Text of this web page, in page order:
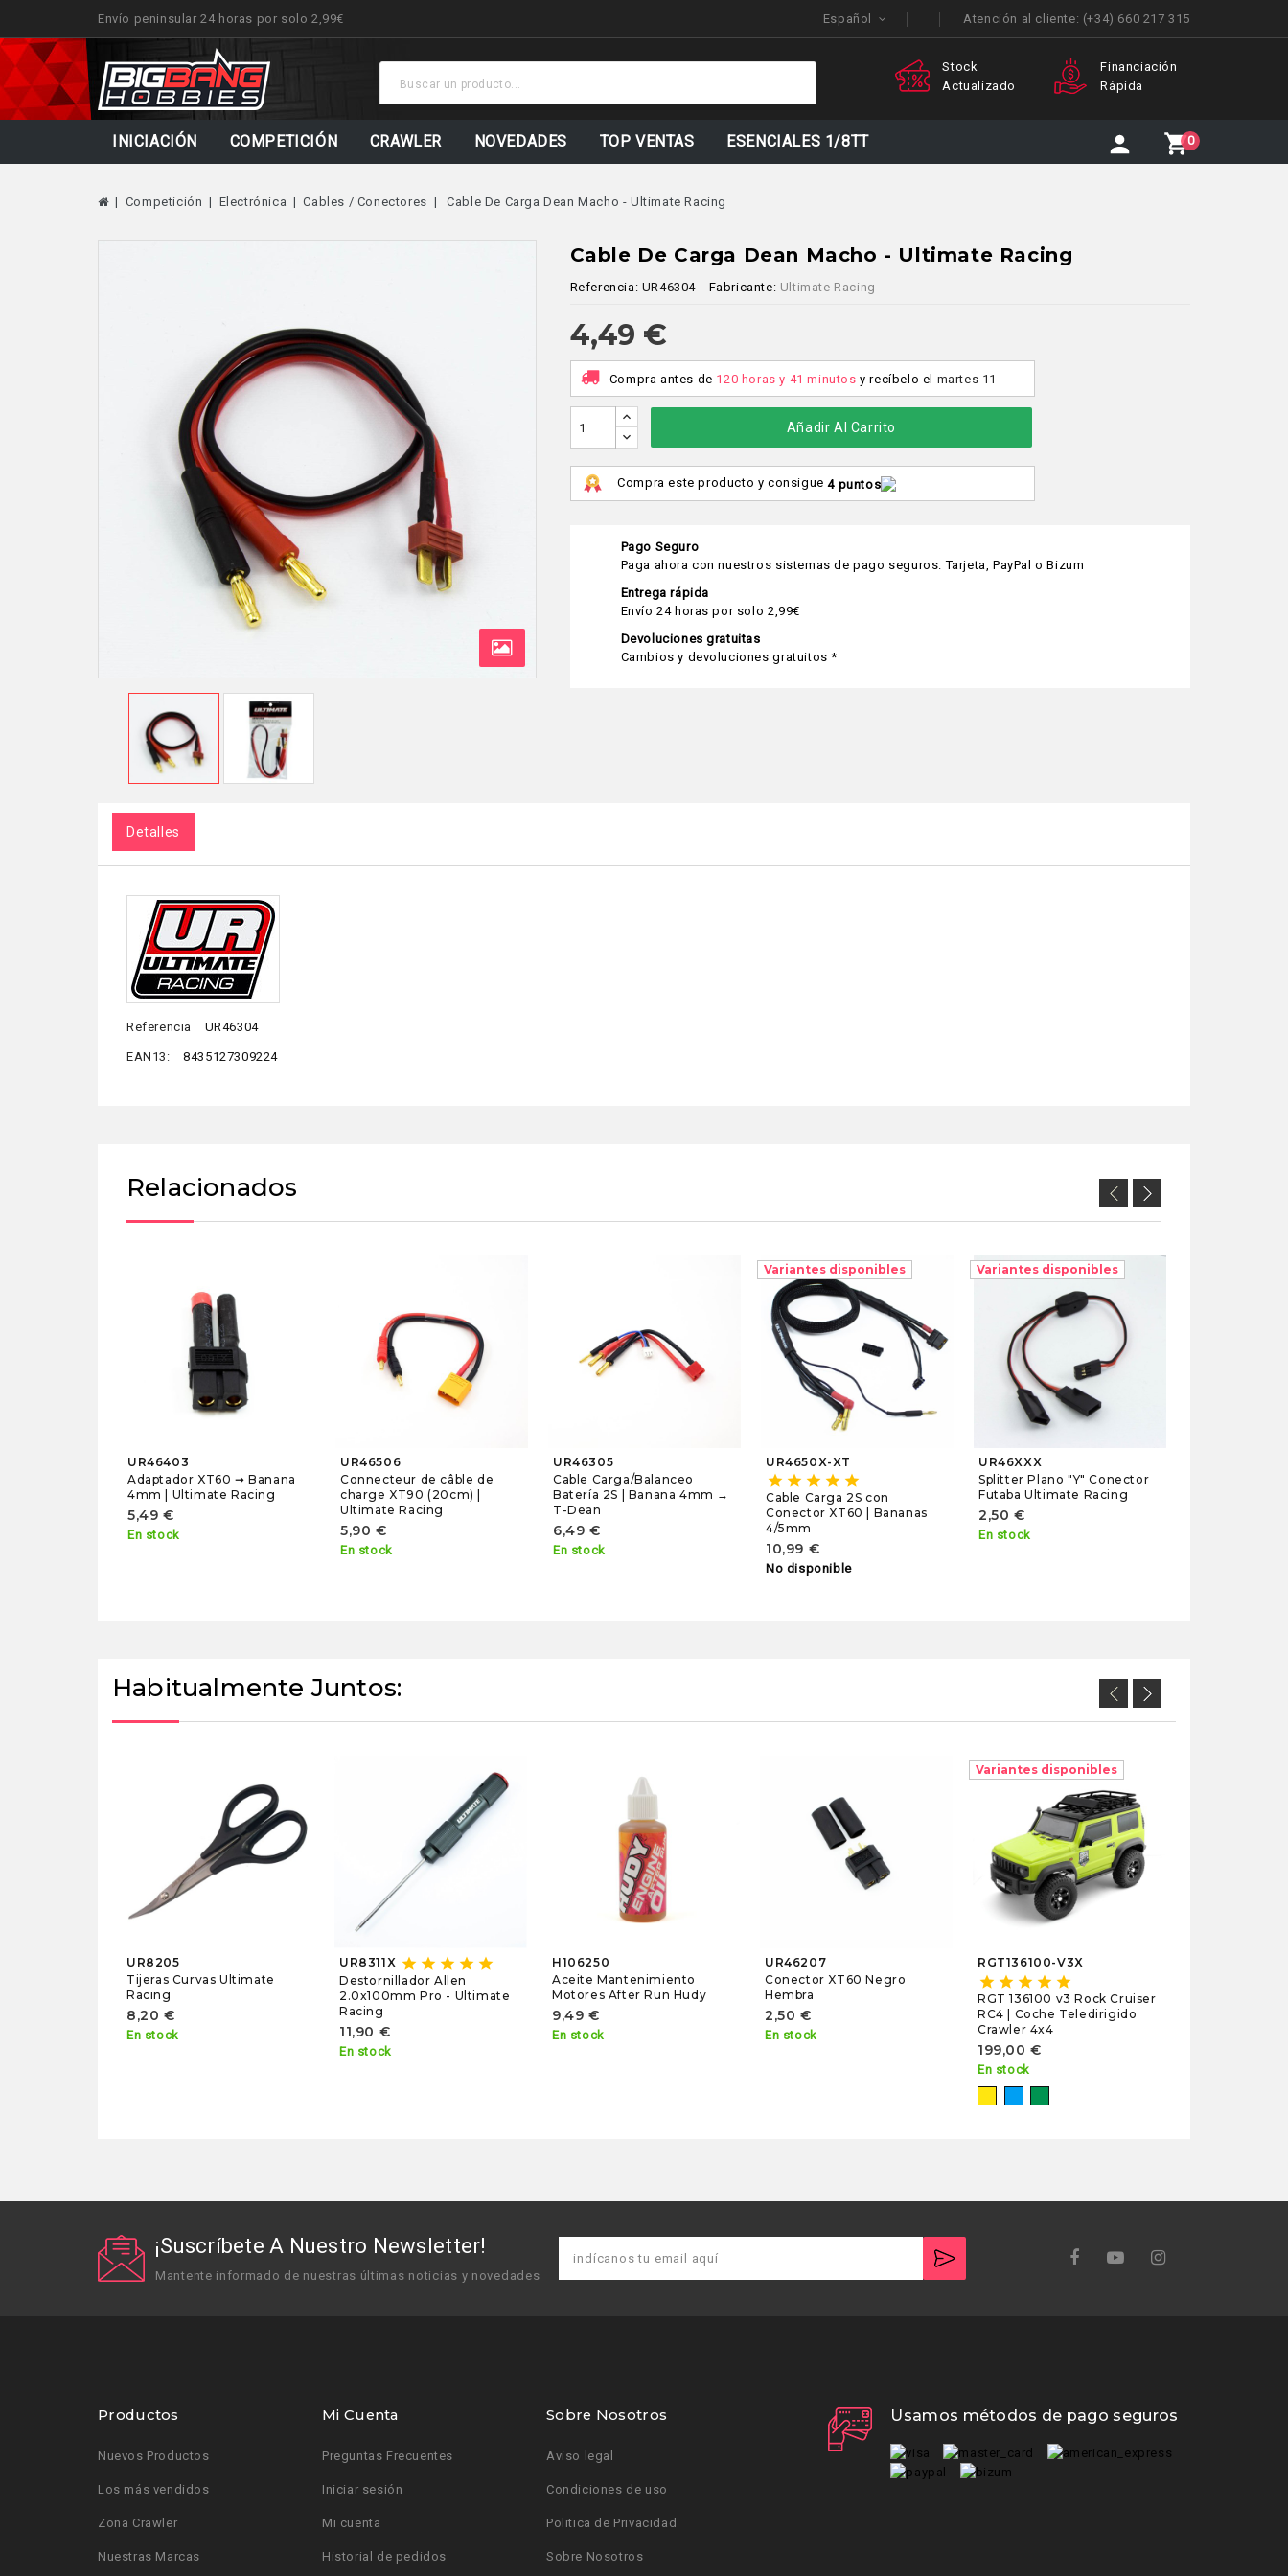
Envío peninsular 24 horas por solo 2,99€ Español Atención al cliente: (+34) 660 217 315
Stock
Financiación
Rápida
Atención
Personalizada
INICIACIÓN COMPETICIÓN CRAWLER NOVEDADES TOP VENTAS ESENCIALES 1/8TT 0
Competición Electrónica Cables / Conectores Cable De Carga Dean Macho - Ultimate Racing
Cable De Carga Dean Macho - Ultimate Racing
Referencia: UR46304 Fabricante: Ultimate Racing
4,49 €
Compra antes de 120 horas y 41 minutos y recíbelo el martes 11
Añadir Al Carrito
Compra este producto y consigue4 puntos
Pago Seguro
Paga ahora con nuestros sistemas de pago seguros. Tarjeta, PayPal o Bizum
Entrega rápida
Envío 24 horas por solo 2,99€
Devoluciones gratuitas
Cambios y devoluciones gratuitos *
Detalles
Referencia UR46304
EAN13: 8435127309224
Relacionados
UR46403
Adaptador XT60 ➞ Banana
4mm | Ultimate Racing
5,49 €
En stock
UR46506
Connecteur de câble de
charge XT90 (20cm) |
Ultimate Racing
5,90 €
En stock
UR46305
Cable Carga/Balanceo
Batería 2S | Banana 4mm →
T-Dean
6,49 €
En stock
Variantes disponibles
UR4650X-XT
star star star star star
Cable Carga 2S con
Conector XT60 | Bananas
4/5mm
10,99 €
No disponible
Variantes disponibles
UR46XXX
Splitter Plano "Y" Conector
Futaba Ultimate Racing
2,50 €
En stock
Habitualmente Juntos:
UR8205
Tijeras Curvas Ultimate
Racing
8,20 €
En stock
UR8311X star star star star star
Destornillador Allen
2.0x100mm Pro - Ultimate
Racing
11,90 €
En stock
H106250
Aceite Mantenimiento
Motores After Run Hudy
9,49 €
En stock
UR46207
Conector XT60 Negro
Hembra
2,50 €
En stock
Variantes disponibles
RGT136100-V3X
star star star star star
RGT 136100 v3 Rock Cruiser
RC4 | Coche Teledirigido
Crawler 4x4
199,00 €
En stock
¡Suscríbete A Nuestro Newsletter!
Mantente informado de nuestras últimas noticias y novedades
Productos
Nuevos Productos
Los más vendidos
Zona Crawler
Nuestras Marcas
Mi Cuenta
Preguntas Frecuentes
Iniciar sesión
Mi cuenta
Historial de pedidos
Sobre Nosotros
Aviso legal
Condiciones de uso
Politica de Privacidad
Sobre Nosotros
Usamos métodos de pago seguros